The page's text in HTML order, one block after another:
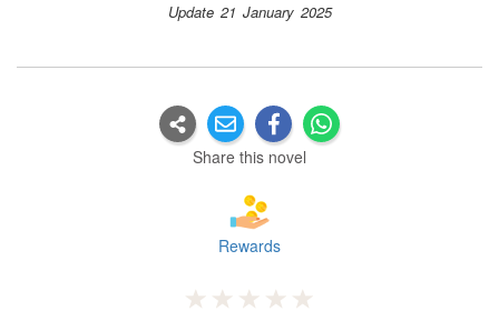
Update 21 January 2025
Share this novel
Rewards